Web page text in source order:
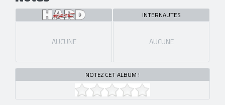
AUCUNE
INTERNAUTES
AUCUNE
NOTEZ CET ALBUM !